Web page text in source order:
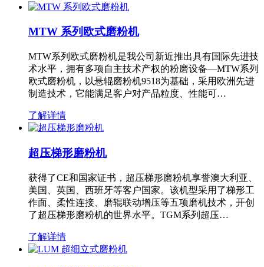
MTW 系列欧式磨粉机
MTW系列欧式磨粉机是我公司新近推出具有国际先进技
术水平，拥有多项自主技术产权的粉磨设备—MTW系列
欧式磨粉机，以悬辊磨粉机9518为基础，采用欧洲先进
制造技术，它能满足客户对产品粒度、性能可…
了解详情
超压梯形磨粉机
获得了CE和国家证书，超压梯形磨粉机享誉澳大利亚、
美国、英国、西班牙等客户国家。该机型采用了梯形工
作面、柔性连接、磨辊联动增压等五项磨机技术，开创
了超压梯形磨粉机的世界水平。TGM系列超压…
了解详情